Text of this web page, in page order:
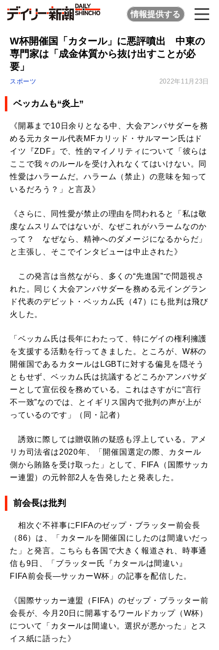
情報提供する
W杯開催国「カタール」に悪評噴出 中東の
専門家は「成金体質から抜け出すことが必
要」
スポーツ 2022年11月23日
ベッカムも“炎上”
《開幕まで10日余りとなる中、大会アンバサダーを務
める元カタール代表MFカリッド・サルマーン氏はド
イツ『ZDF』で、性的マイノリティについて「彼らは
ここで我々のルールを受け入れなくてはいけない。同
性愛はハラームだ。ハラーム（禁止）の意味を知って
いるだろう？」と言及》
《さらに、同性愛が禁止の理由を問われると「私は敬
虔なムスリムではないが、なぜこれがハラームなのか
って？ なぜなら、精神へのダメージになるからだ」
と主張し、そこでインタビューは中止された》
この発言は当然ながら、多くの“先進国”で問題視さ
れた。同じく大会アンバサダーを務める元イングラン
ド代表のデビット・ベッカム氏（47）にも批判は飛び
火した。
「ベッカム氏は長年にわたって、特にゲイの権利擁護
を支援する活動を行ってきました。ところが、W杯の
開催国であるカタールはLGBTに対する偏見を隠そう
ともせず、ベッカム氏は抗議するどころかアンバサダ
ーとして宣伝役を務めている。これはさすがに“言行
不一致”なのでは、とイギリス国内で批判の声が上が
っているのです」（同・記者）
誘致に際しては贈収賄の疑惑も浮上している。アメ
リカ司法省は2020年、「開催国選定の際、カタール
側から賄賂を受け取った」として、FIFA（国際サッカ
ー連盟）の元幹部2人を告発したと発表した。
前会長は批判
相次ぐ不祥事にFIFAのゼップ・ブラッター前会長
（86）は、「カタールを開催国にしたのは間違いだっ
た」と発言。こちらも各国で大きく報道され、時事通
信も9日、「ブラッター氏『カタールは間違い』
FIFA前会長―サッカーW杯」の記事を配信した。
《国際サッカー連盟（FIFA）のゼップ・ブラッター前
会長が、今月20日に開幕するワールドカップ（W杯）
について「カタールは間違い。選択が悪かった」とス
イス紙に語った》